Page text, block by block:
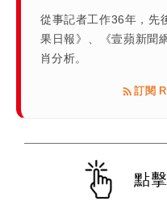
從事記者工作36年，先
果日報》、《壹蘋新聞
肖分析。
訂閱
點